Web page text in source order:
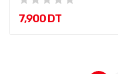
7,900 DT